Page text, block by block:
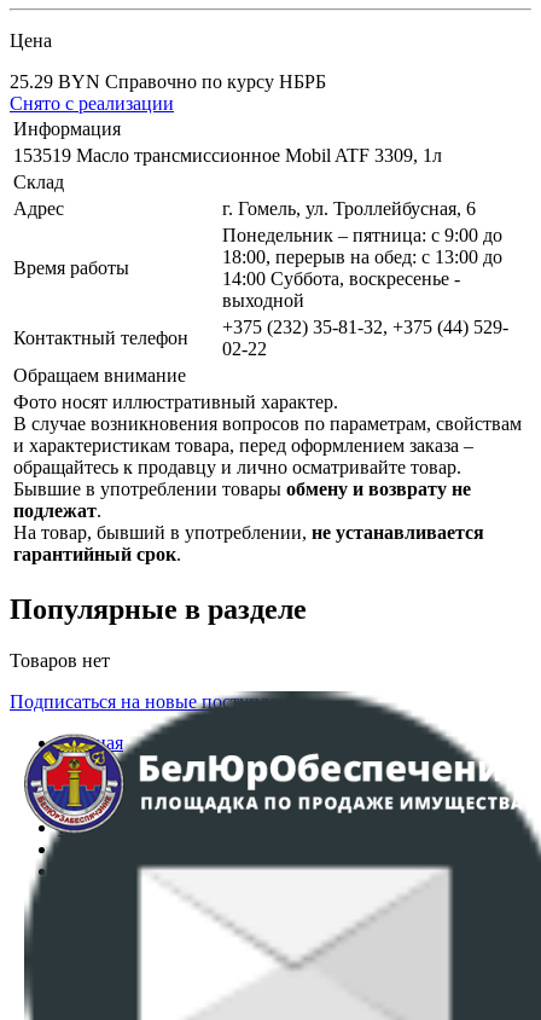
Цена
25.29 BYN Справочно по курсу НБРБ
Снято с реализации
Информация
153519 Масло трансмиссионное Mobil ATF 3309, 1л
Склад
Адрес
г. Гомель, ул. Троллейбусная, 6
Время работы
Понедельник – пятница: с 9:00 до
18:00, перерыв на обед: с 13:00 до
14:00 Суббота, воскресенье -
выходной
Контактный телефон
+375 (232) 35-81-32, +375 (44) 529-
02-22
Обращаем внимание
Фото носят иллюстративный характер.
В случае возникновения вопросов по параметрам, свойствам
и характеристикам товара, перед оформлением заказа –
обращайтесь к продавцу и лично осматривайте товар.
Бывшие в употреблении товары обмену и возврату не
подлежат.
На товар, бывший в употреблении, не устанавливается
гарантийный срок.
Популярные в разделе
Товаров нет
Подписаться на новые поступления
Главная
Аукционы
Интернет-магазин
Регламент организации и проведения торгов
Политика в отношении обработки персональных
ПОЛОЖЕНИЕ О ПОЛИТИКЕ ОБРАБОТКИ COOKIE-
Настройки cookie-файлов